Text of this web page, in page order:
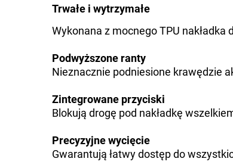
Trwałe i wytrzymałe
Wykonana z mocnego TPU
Podwyższone ranty
Nieznacznie podniesione krawędzie
Zintegrowane przyciski
Blokują drogę pod nakładkę
Precyzyjne wycięcie
Gwarantują łatwy dostęp do